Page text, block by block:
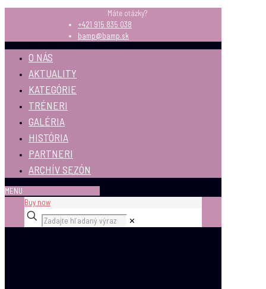
Máte otázky?
+421 915 835 038
bamp@bamp.sk
O NÁS
AKTUALITY
KATEGÓRIE
TRÉNERI
GALÉRIA
HISTÓRIA
PARTNERI
ARCHÍV SEZÓN
MENU
Buy now
✕